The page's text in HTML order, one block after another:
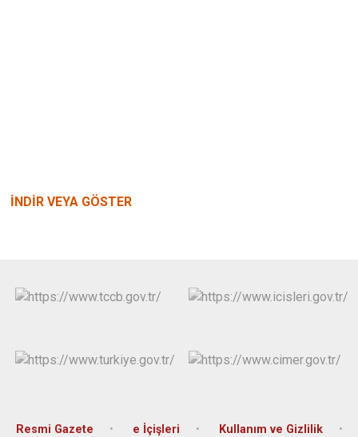
İNDİR VEYA GÖSTER
Resmi Gazete e İçişleri Kullanım ve Gizlilik